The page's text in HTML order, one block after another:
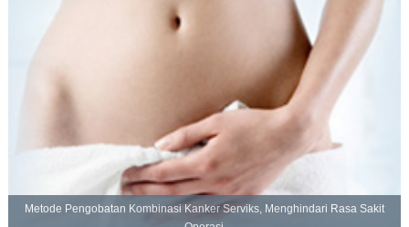
Metode Pengobatan Kombinasi Kanker Serviks, Menghindari Rasa Sakit